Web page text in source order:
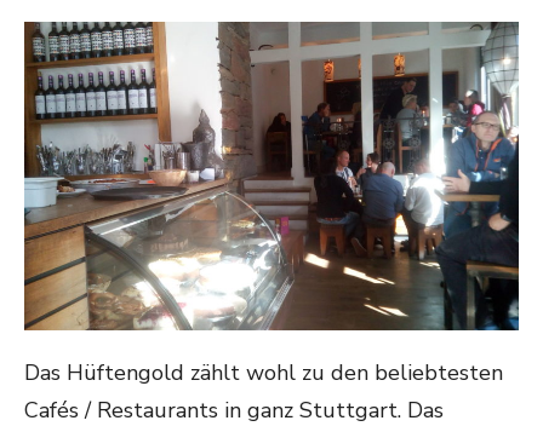
Das Hüftengold zählt wohl zu den beliebtesten
Cafés / Restaurants in ganz Stuttgart. Das